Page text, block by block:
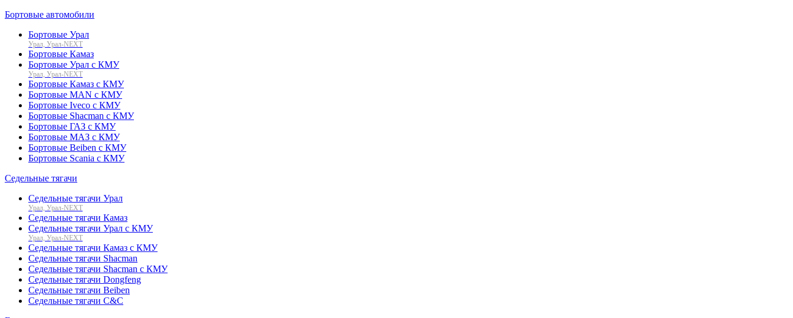
Бортовые автомобили
Бортовые Урал
Урал, Урал-NEXT
Бортовые Камаз
Бортовые Урал с КМУ
Урал, Урал-NEXT
Бортовые Камаз с КМУ
Бортовые MAN с КМУ
Бортовые Iveco с КМУ
Бортовые Shacman с КМУ
Бортовые ГАЗ с КМУ
Бортовые МАЗ с КМУ
Бортовые Beiben с КМУ
Бортовые Scania с КМУ
Седельные тягачи
Седельные тягачи Урал
Урал, Урал-NEXT
Седельные тягачи Камаз
Седельные тягачи Урал с КМУ
Урал, Урал-NEXT
Седельные тягачи Камаз с КМУ
Седельные тягачи Shacman
Седельные тягачи Shacman с КМУ
Седельные тягачи Dongfeng
Седельные тягачи Beiben
Седельные тягачи C&C